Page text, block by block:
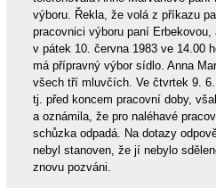
výboru. Řekla, že volá z příkazu
pracovnici výboru paní
v pátek 10. června 1983 ve 14.00
má přípravný výbor sídlo. Anna
všech tří mluvčích. Ve čtvrtek 9.
tj. před koncem pracovní doby,
a oznámila, že pro naléhavé
schůzka odpadá. Na dotazy
nebyl stanoven, že jí nebylo
znovu pozváni.